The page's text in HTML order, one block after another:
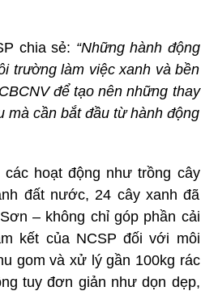
chia sẻ: “Những hành động
trường làm việc xanh và bền
để tạo nên những thay
mà cần bắt đầu từ hành động
hoạt động như trồng cây
đất nước, 24 cây xanh đã
– không chỉ góp phần cải
kết của NCSP đối với môi
gom và xử lý gần 100kg rác
tuy đơn giản như dọn dẹp,